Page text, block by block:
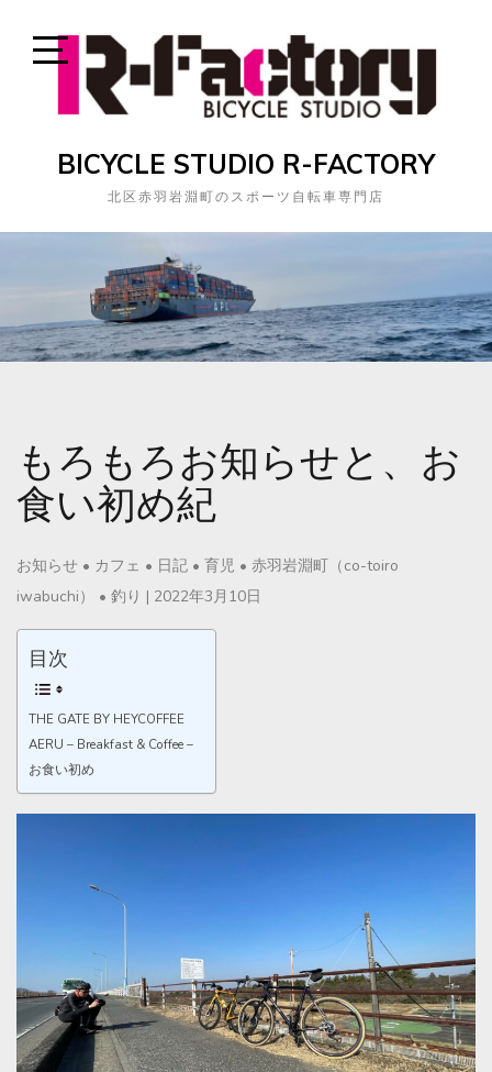
Open
Sidebar
BICYCLE STUDIO R-FACTORY
北区赤羽岩淵町のスポーツ自転車専門店
もろもろお知らせと、お
食い初め紀
お知らせ • カフェ • 日記 • 育児 • 赤羽岩淵町（co-toiro
iwabuchi）
• 釣り | 2022年3月10日
目次
THE GATE BY HEYCOFFEE
AERU – Breakfast & Coffee –
お食い初め